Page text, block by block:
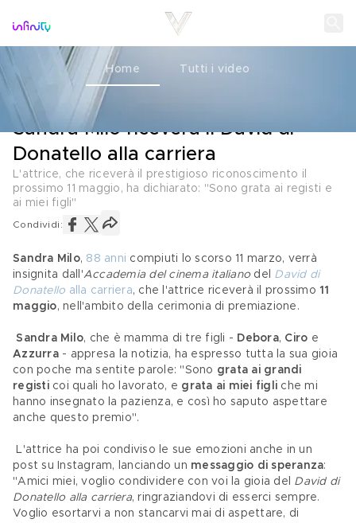
Home Tutti i video
IL PREMIO
Sandra Milo riceverà il David di
Donatello alla carriera
L'attrice, che riceverà il prestigioso riconoscimento il
prossimo 11 maggio, ha dichiarato: "Sono grata ai registi e
ai miei figli"
Condividi:
Sandra Milo, 88 anni compiuti lo scorso 11 marzo, verrà
insignita dall'Accademia del cinema italiano del David di
Donatello alla carriera, che l'attrice riceverà il prossimo 11
maggio, nell'ambito della cerimonia di premiazione.
Sandra Milo, che è mamma di tre figli - Debora, Ciro e
Azzurra - appresa la notizia, ha espresso tutta la sua gioia
con poche ma sentite parole: "Sono grata ai grandi
registi coi quali ho lavorato, e grata ai miei figli che mi
hanno insegnato la pazienza, e così ho saputo aspettare
anche questo premio".
post su Instagram, lanciando un messaggio di speranza:
"Amici miei, voglio condividere con voi la gioia del David di
Donatello alla carriera, ringraziandovi di esserci sempre.
Voglio esortarvi a non stancarvi mai di aspettare, di